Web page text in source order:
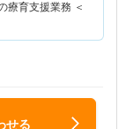
育支援業務 ＜
せる